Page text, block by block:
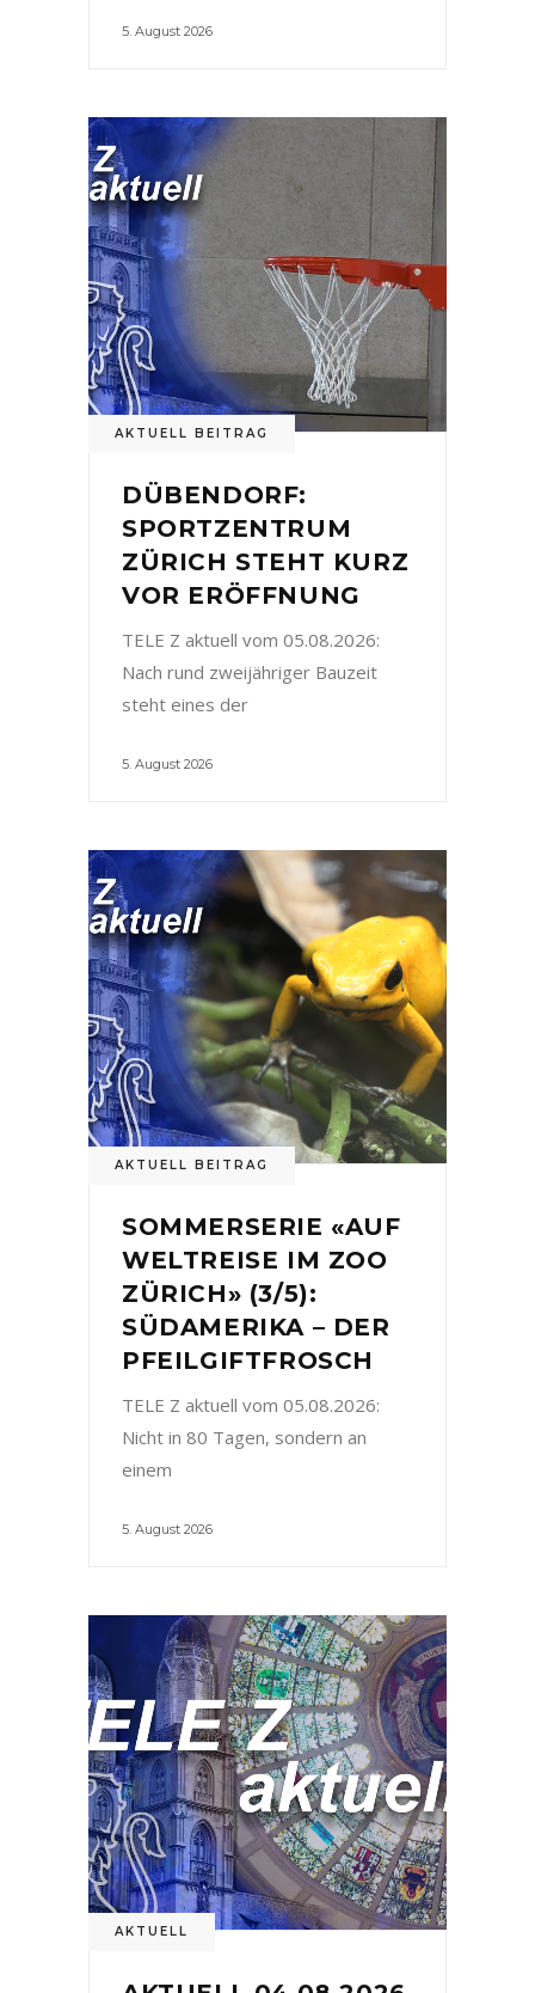
5. August 2026
AKTUELL BEITRAG
DÜBENDORF:
SPORTZENTRUM
ZÜRICH STEHT KURZ
VOR ERÖFFNUNG
TELE Z aktuell vom 05.08.2026:
Nach rund zweijähriger Bauzeit
steht eines der
5. August 2026
AKTUELL BEITRAG
SOMMERSERIE «AUF
WELTREISE IM ZOO
ZÜRICH» (3/5):
SÜDAMERIKA – DER
PFEILGIFTFROSCH
TELE Z aktuell vom 05.08.2026:
Nicht in 80 Tagen, sondern an
einem
5. August 2026
AKTUELL